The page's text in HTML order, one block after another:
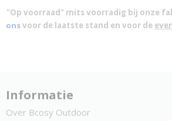
"Op voorraad" mits voorradig bij onze
onsvoor de laatste stand en voor de
Informatie
Over Bcosy Outdoor